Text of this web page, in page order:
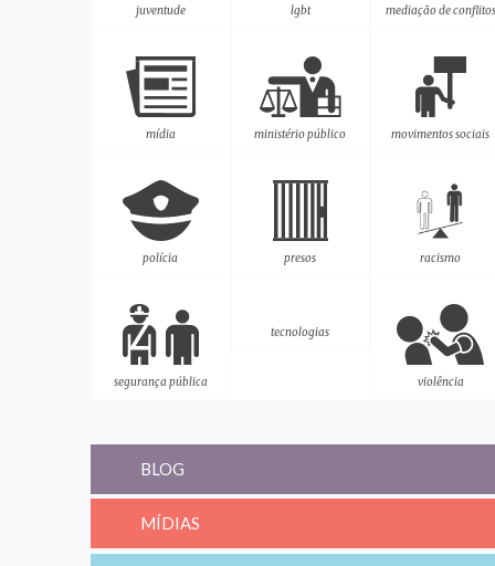
juventude lgbt mediação de conflitos
mídia ministério público movimentos sociais
polícia presos racismo
segurança pública
tecnologias
violência
BLOG
MÍDIAS